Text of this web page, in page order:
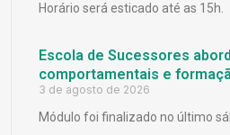
Horário será esticado até as 15h.
Escola de Sucessores
comportamentais e
3 de agosto de 2026
Módulo foi finalizado no último